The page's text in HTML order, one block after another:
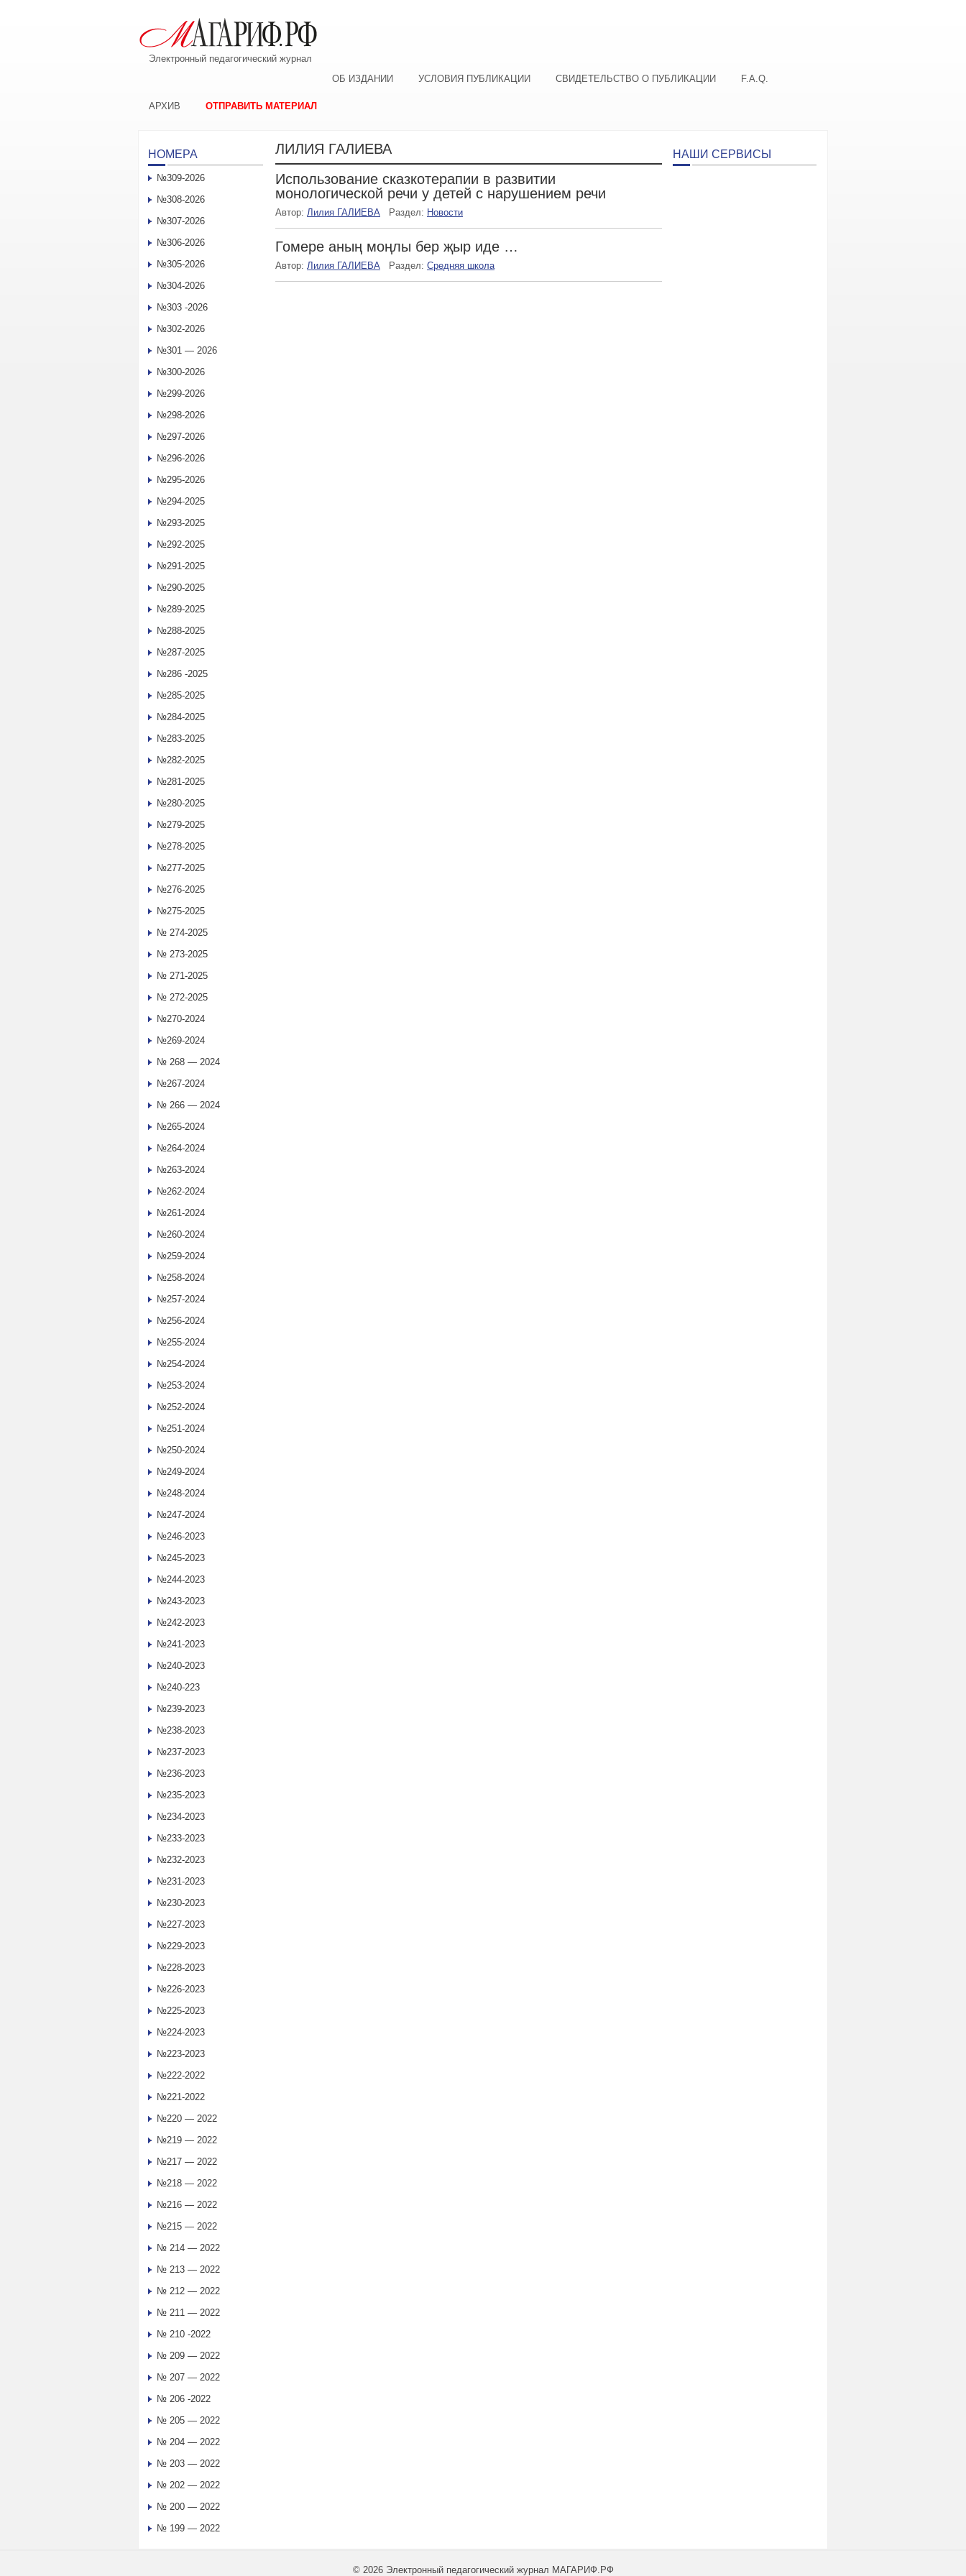
Электронный педагогический журнал
ОБ ИЗДАНИИ
УСЛОВИЯ ПУБЛИКАЦИИ СВИДЕТЕЛЬСТВО О ПУБЛИКАЦИИ F.A.Q.
АРХИВ ОТПРАВИТЬ МАТЕРИАЛ
ЛИЛИЯ ГАЛИЕВА
Использование сказкотерапии в развитии
монологической речи у детей с нарушением речи
Автор: Лилия ГАЛИЕВА Раздел: Новости
Гомере аның моңлы бер җыр иде …
Автор: Лилия ГАЛИЕВА Раздел: Средняя школа
НОМЕРА
№309-2026
№308-2026
№307-2026
№306-2026
№305-2026
№304-2026
№303 -2026
№302-2026
№301 — 2026
№300-2026
№299-2026
№298-2026
№297-2026
№296-2026
№295-2026
№294-2025
№293-2025
№292-2025
№291-2025
№290-2025
№289-2025
№288-2025
№287-2025
№286 -2025
№285-2025
№284-2025
№283-2025
№282-2025
№281-2025
№280-2025
№279-2025
№278-2025
№277-2025
№276-2025
№275-2025
№ 274-2025
№ 273-2025
№ 271-2025
№ 272-2025
№270-2024
№269-2024
№ 268 — 2024
№267-2024
№ 266 — 2024
№265-2024
№264-2024
№263-2024
№262-2024
№261-2024
№260-2024
№259-2024
№258-2024
№257-2024
№256-2024
№255-2024
№254-2024
№253-2024
№252-2024
№251-2024
№250-2024
№249-2024
№248-2024
№247-2024
№246-2023
№245-2023
№244-2023
№243-2023
№242-2023
№241-2023
№240-2023
№240-223
№239-2023
№238-2023
№237-2023
№236-2023
№235-2023
№234-2023
№233-2023
№232-2023
№231-2023
№230-2023
№227-2023
№229-2023
№228-2023
№226-2023
№225-2023
№224-2023
№223-2023
№222-2022
№221-2022
№220 — 2022
№219 — 2022
№217 — 2022
№218 — 2022
№216 — 2022
№215 — 2022
№ 214 — 2022
№ 213 — 2022
№ 212 — 2022
№ 211 — 2022
№ 210 -2022
№ 209 — 2022
№ 207 — 2022
№ 206 -2022
№ 205 — 2022
№ 204 — 2022
№ 203 — 2022
№ 202 — 2022
№ 200 — 2022
№ 199 — 2022
НАШИ СЕРВИСЫ
© 2026 Электронный педагогический журнал МАГАРИФ.РФ